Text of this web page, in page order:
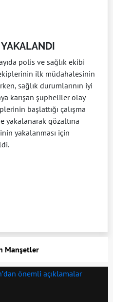
polis ve sağlık ekibi
ilk müdahalesinin
sağlık durumlarının iyi
karışan şüpheliler olay
başlattığı çalışma
yakalanarak gözaltına
yakalanması için
Manşetler